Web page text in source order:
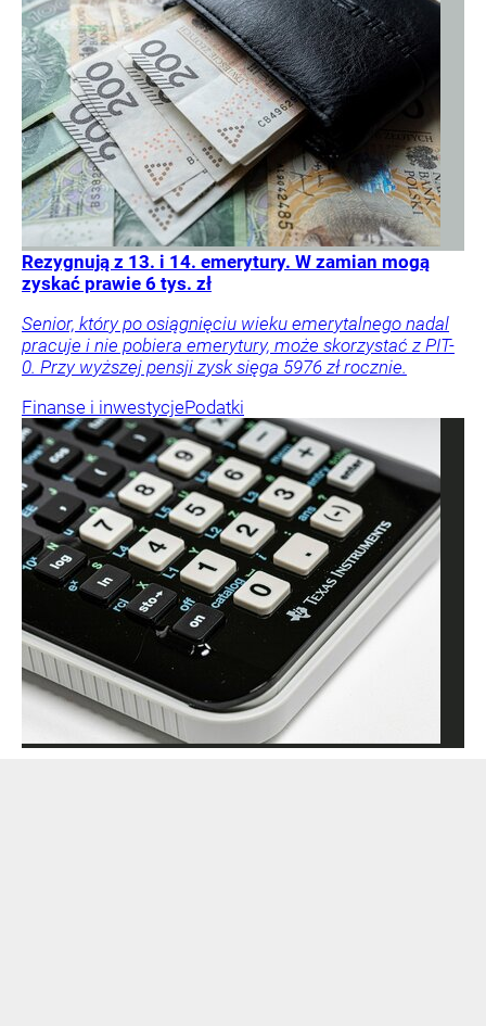
Rezygnują z 13. i 14. emerytury. W zamian mogą
zyskać prawie 6 tys. zł
Senior, który po osiągnięciu wieku emerytalnego nadal
pracuje i nie pobiera emerytury, może skorzystać z PIT-
0. Przy wyższej pensji zysk sięga 5976 zł rocznie.
Finanse i inwestycjePodatki